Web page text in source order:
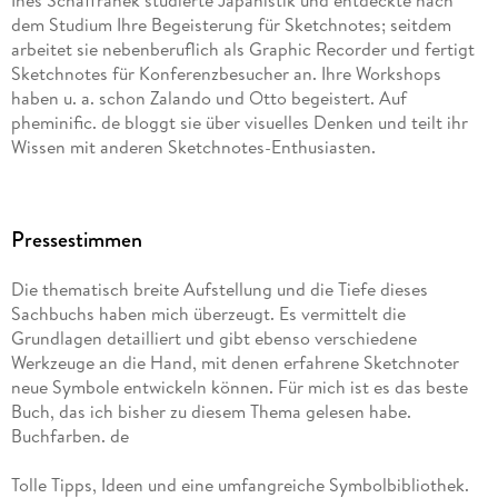
Abstrakte Infos visualisieren . . . 73
Häufig vorkommende Konzepte . . . 78
Deine Symbol-Bibliothek . . . 84
Container . . . 89
Linien . . . 99
Pfeile . . . 102
Gliederungspunkte . . . 104
Menschen zeichnen . . . 106
dem Studium Ihre Begeisterung für Sketchnotes; seitdem
arbeitet sie nebenberuflich als Graphic Recorder und fertigt
Sketchnotes für Konferenzbesucher an. Ihre Workshops
haben u. a. schon Zalando und Otto begeistert. Auf
pheminific. de bloggt sie über visuelles Denken und teilt ihr
Wissen mit anderen Sketchnotes-Enthusiasten.
Pressestimmen
Die thematisch breite Aufstellung und die Tiefe dieses
Sachbuchs haben mich überzeugt. Es vermittelt die
Grundlagen detailliert und gibt ebenso verschiedene
Werkzeuge an die Hand, mit denen erfahrene Sketchnoter
neue Symbole entwickeln können. Für mich ist es das beste
Buch, das ich bisher zu diesem Thema gelesen habe.
Buchfarben. de
Tolle Tipps, Ideen und eine umfangreiche Symbolbibliothek.